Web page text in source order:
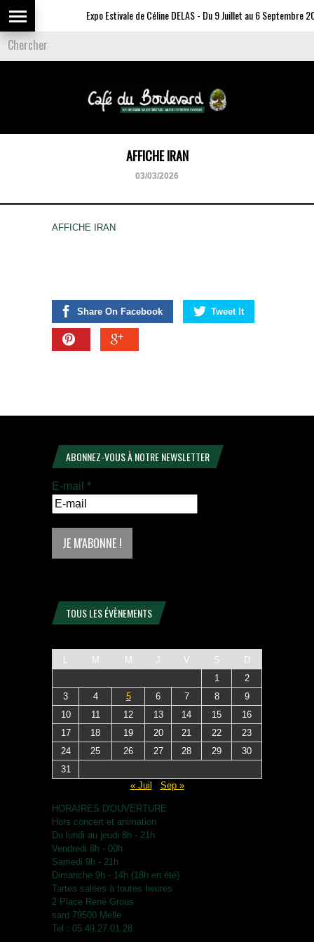
Expo Estivale de Céline DELAS - Du 9 Juillet au 6 Septembre
AFFICHE IRAN
03/03/2026
AFFICHE IRAN
Share On Facebook Tweet It
ABONNEZ-VOUS À NOTRE NEWSLETTER
E-mail *
TOUS LES ÉVÈNEMENTS
L M M J V S
D
1
2
3
4 5 6 7 8
9
10
11 12 13 14 15
16
17
18 19 20 21 22
23
24
25 26 27 28 29
30
31
« Juil
Sep »
HORAIRES D'OUVERTURE
Hors concert et animation
Du lundi au jeudi 8h - 21h
Vendredi 8h - 00h
Samedi 9h - 21h
Dimanche 9h - 14h (18h en été)
Tartes salées à toutes heures
2 Place René Grous
sard 79500 Melle
Tel : 05.49.27.01.28